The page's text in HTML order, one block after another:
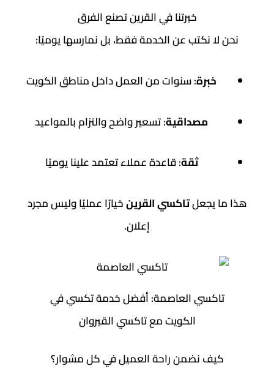
خبرتنا في القرين تصنع الفرق
نحن لا نكتب عن الخدمة فقط، بل نمارسها يوميًا:
خبرة: سنوات من العمل داخل مناطق الكويت
مصداقية: تسعير واضح والتزام بالمواعيد
ثقة: قاعدة عملاء تعتمد علينا يوميًا
هذا ما يجعلتاكسي القرينخيارًا عمليًا وليس مجرد
إعلان.
تاكسي العاصمة: أفضل خدمة تكسي في
الكويت مع تاكسي القيروان
كيف نضمن راحة العميل في كل مشوار؟